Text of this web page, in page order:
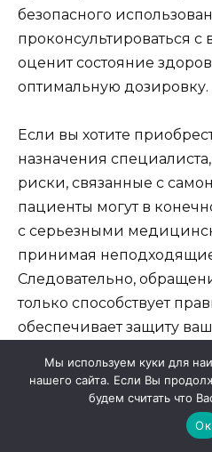
безопасного
проконсультироваться с
оценит состояние
оптимальную дозировку.
Если вы хотите
назначения
риски, связанные с
пациенты могут в
с серьезными
принимая
Следовательно,
только способствует
обеспечивает защиту
Тем не менее,
альтернативы,
подобные препараты без
Мы используем куки для
нашего сайта. Если Вы
будем считать что
Ок